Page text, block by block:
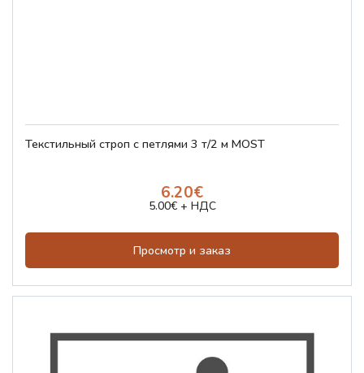
Текстильный строп с петлями 3 т/2 м MOST
6.20€
5.00€ + НДС
Просмотр и заказ